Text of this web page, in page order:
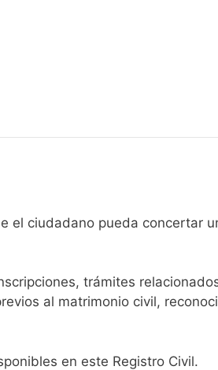
el ciudadano pueda concertar
trámites
al matrimonio civil,
en este Registro Civil.​